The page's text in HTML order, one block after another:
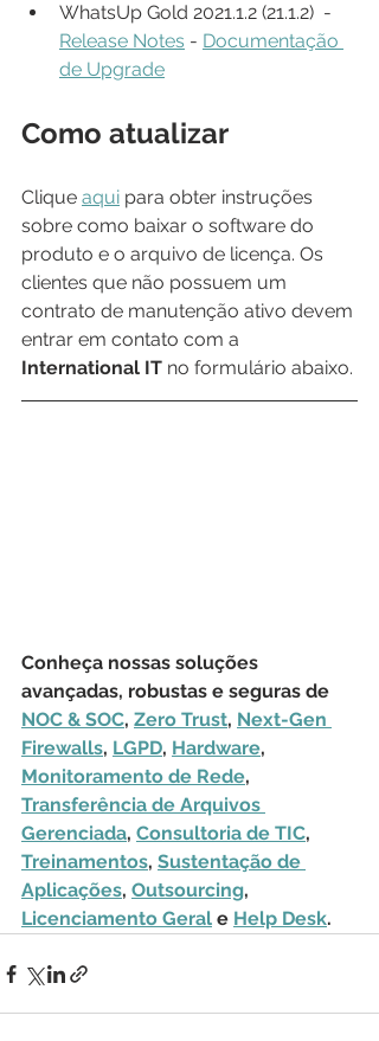
WhatsUp Gold 2021.1.2 (21.1.2)  -
Release Notes - Documentação
de Upgrade
Como atualizar
Clique aqui para obter instruções
sobre como baixar o software do
produto e o arquivo de licença. Os
clientes que não possuem um
contrato de manutenção ativo devem
entrar em contato com a
International IT no formulário abaixo.
Conheça nossas soluções
avançadas, robustas e seguras de
NOC & SOC, Zero Trust, Next-Gen
Firewalls, LGPD, Hardware,
Monitoramento de Rede,
Transferência de Arquivos
Gerenciada, Consultoria de TIC,
Treinamentos, Sustentação de
Aplicações, Outsourcing,
Licenciamento Geral e Help Desk.